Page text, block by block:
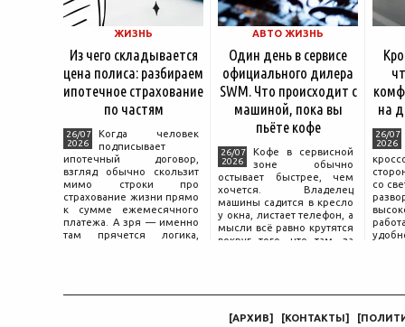
ЖИЗНЬ
Из чего складывается
цена полиса: разбираем
ипотечное страхование
по частям
26/07
2026
Когда человек
подписывает
ипотечный договор,
взгляд обычно скользит
мимо строки про
страхование жизни прямо
к сумме ежемесячного
платежа. А зря — именно
там прячется логика,
АВТО ЖИЗНЬ
Один день в сервисе
официального дилера
SWM. Что происходит с
машиной, пока вы
пьёте кофе
26/07
2026
Кофе в сервисной
зоне обычно
остывает быстрее, чем
хочется. Владелец
машины садится в кресло
у окна, листает телефон, а
мысли всё равно крутятся
вокруг того, что там, за
на
26/07
2026
со
[АРХИВ] [КОНТАКТЫ] [